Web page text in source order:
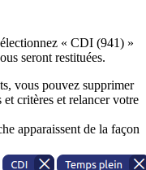
« CDI (941) »
seront restituées.
vous pouvez supprimer
critères et relancer votre
apparaissent de la façon